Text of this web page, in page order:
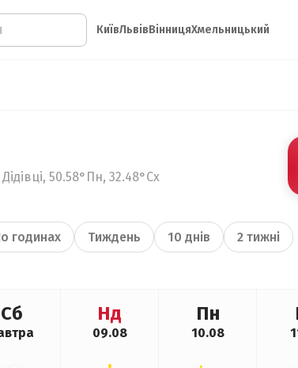
КиївЛьвівВінницяХмельницький
50.58°Пн, 32.48°Сх
годинах Тиждень 10 днів 2 тижні
Сб Нд
09.08
Пн
10.08